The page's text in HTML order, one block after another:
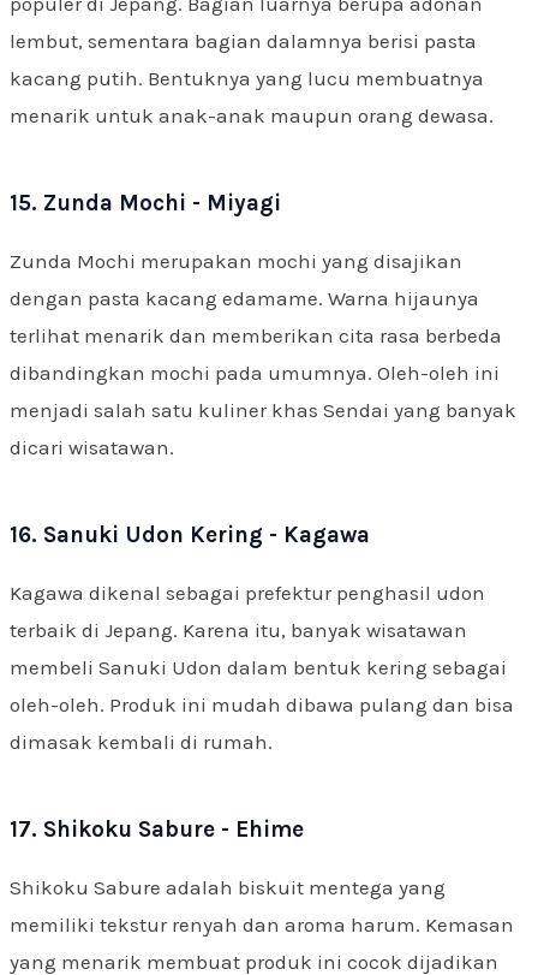
lembut, sementara bagian dalamnya berisi pasta
kacang putih. Bentuknya yang lucu membuatnya
menarik untuk anak-anak maupun orang dewasa.
15. Zunda Mochi - Miyagi
Zunda Mochi merupakan mochi yang disajikan
dengan pasta kacang edamame. Warna hijaunya
terlihat menarik dan memberikan cita rasa berbeda
dibandingkan mochi pada umumnya. Oleh-oleh ini
menjadi salah satu kuliner khas Sendai yang banyak
dicari wisatawan.
16. Sanuki Udon Kering - Kagawa
Kagawa dikenal sebagai prefektur penghasil udon
terbaik di Jepang. Karena itu, banyak wisatawan
membeli Sanuki Udon dalam bentuk kering sebagai
oleh-oleh. Produk ini mudah dibawa pulang dan bisa
dimasak kembali di rumah.
17. Shikoku Sabure - Ehime
Shikoku Sabure adalah biskuit mentega yang
memiliki tekstur renyah dan aroma harum. Kemasan
yang menarik membuat produk ini cocok dijadikan